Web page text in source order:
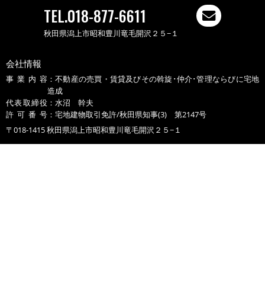
TEL.018-877-6611
秋田県潟上市昭和豊川竜毛開沢２５−１
会社情報
事業内容 ：不動産の売買・賃貸及びその斡旋･仲介･管理ならびに宅地
造成
代表取締役 ：水沼 幹夫
許可番号 ：宅地建物取引免許/秋田県知事(3) 第2147号
〒018-1415 秋田県潟上市昭和豊川竜毛開沢２５−１